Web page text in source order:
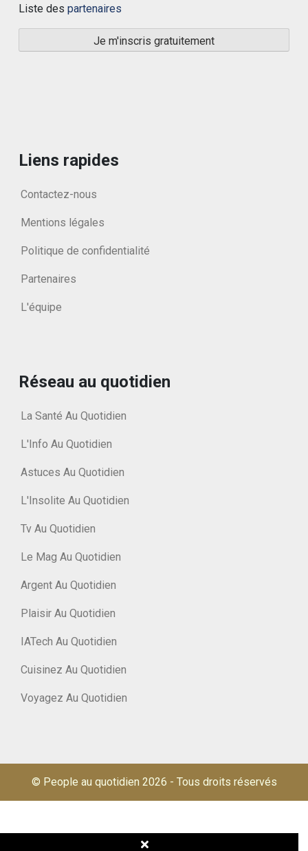
Liste des partenaires
Liens rapides
Contactez-nous
Mentions légales
Politique de confidentialité
Partenaires
L'équipe
Réseau au quotidien
La Santé Au Quotidien
L'Info Au Quotidien
Astuces Au Quotidien
L'Insolite Au Quotidien
Tv Au Quotidien
Le Mag Au Quotidien
Argent Au Quotidien
Plaisir Au Quotidien
IATech Au Quotidien
Cuisinez Au Quotidien
Voyagez Au Quotidien
© People au quotidien 2026 - Tous droits réservés